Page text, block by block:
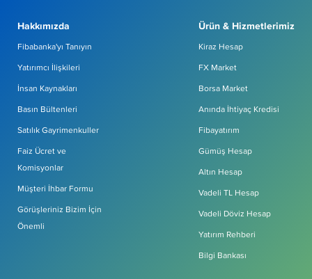
Hakkımızda
Fibabanka'yı Tanıyın
Yatırımcı İlişkileri
İnsan Kaynakları
Basın Bültenleri
Satılık Gayrimenkuller
Faiz Ücret ve
Komisyonlar
Müşteri İhbar Formu
Görüşleriniz Bizim İçin
Önemli
Ürün & Hizmetlerimiz
Kiraz Hesap
FX Market
Borsa Market
Anında İhtiyaç Kredisi
Fibayatırım
Gümüş Hesap
Altın Hesap
Vadeli TL Hesap
Vadeli Döviz Hesap
Yatırım Rehberi
Bilgi Bankası